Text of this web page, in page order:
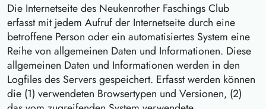
Die Internetseite des Neukenrother Faschings Club
erfasst mit jedem Aufruf der Internetseite durch eine
betroffene Person oder ein automatisiertes System eine
Reihe von allgemeinen Daten und Informationen. Diese
allgemeinen Daten und Informationen werden in den
Logfiles des Servers gespeichert. Erfasst werden können
die (1) verwendeten Browsertypen und Versionen, (2)